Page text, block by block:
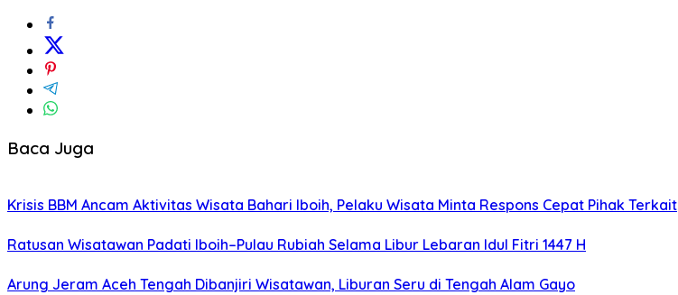
Baca Juga
Krisis BBM Ancam Aktivitas Wisata Bahari Iboih, Pelaku Wisata Minta Respons Cepat Pihak Terkait
Ratusan Wisatawan Padati Iboih–Pulau Rubiah Selama Libur Lebaran Idul Fitri 1447 H
Arung Jeram Aceh Tengah Dibanjiri Wisatawan, Liburan Seru di Tengah Alam Gayo